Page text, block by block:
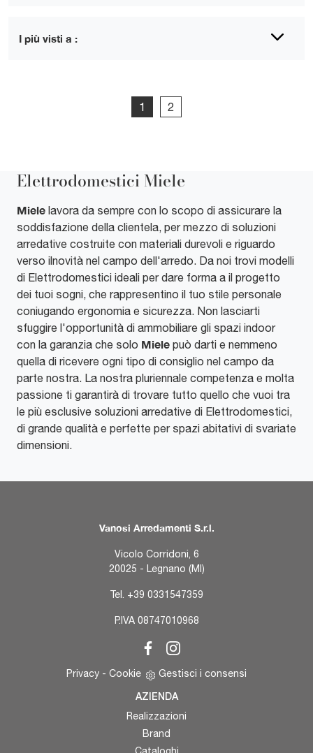
I più visti a :
1 2
Elettrodomestici Miele
Miele lavora da sempre con lo scopo di assicurare la
soddisfazione della clientela, per mezzo di soluzioni
arredative costruite con materiali durevoli e riguardo
verso ilnovità nel campo dell'arredo. Da noi trovi modelli
di Elettrodomestici ideali per dare forma a il progetto
dei tuoi sogni, che rappresentino il tuo stile personale
coniugando ergonomia e sicurezza. Non lasciarti
sfuggire l'opportunità di ammobiliare gli spazi indoor
con la garanzia che solo Miele può darti e nemmeno
quella di ricevere ogni tipo di consiglio nel campo da
parte nostra. La nostra pluriennale competenza e molta
passione ti garantirà di trovare tutto quello che vuoi tra
le più esclusive soluzioni arredative di Elettrodomestici,
di grande qualità e perfette per spazi abitativi di svariate
dimensioni.
Vanosi Arredamenti S.r.l.
Vicolo Corridoni, 6
20025 - Legnano (MI)
Tel. +39 0331547359
P.IVA 08747010968
Privacy - Cookie Gestisci i consensi
AZIENDA
Realizzazioni
Brand